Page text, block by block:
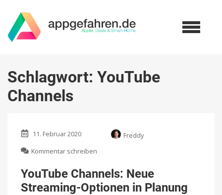
Schlagwort: YouTube
Channels
11. Februar 2020
Freddy
Kommentar schreiben
Channels:
Neue
Streaming-
YouTube Channels: Neue
Streaming-Optionen in Planung